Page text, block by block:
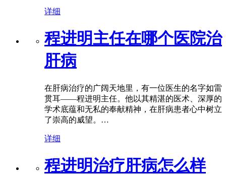
详细
程进明主任在哪个医院治
肝病
在肝病治疗的广阔天地里，有一位医生的名字如雷
贯耳——程进明主任。他以其精湛的医术、深厚的
学术底蕴和无私的奉献精神，在肝病患者心中树立
了崇高的威望。…
详细
程进明治疗肝病怎么样